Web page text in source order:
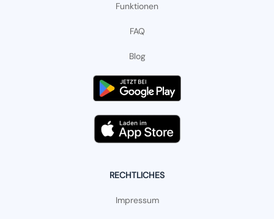
Funktionen
FAQ
Blog
RECHTLICHES
Impressum